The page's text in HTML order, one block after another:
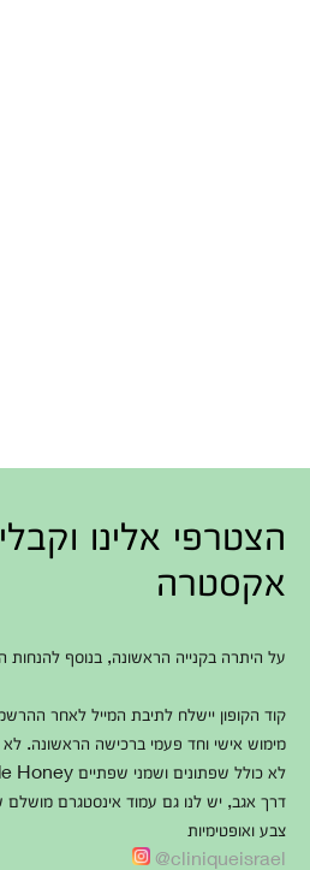
אקסטרה
על היתרה בקנייה הראשונה, בנוסף להנחות
קוד הקופון יישלח לתיבת המייל לאחר
מימוש אישי וחד פעמי ברכישה הראשונה. לא
לא כולל שפתונים ושמני שפתיים Black/Pink/Nude Honey
דרך אגב, יש לנו גם עמוד אינסטגרם מושלם
צבע ואופטימיות
cliniqueisrael@